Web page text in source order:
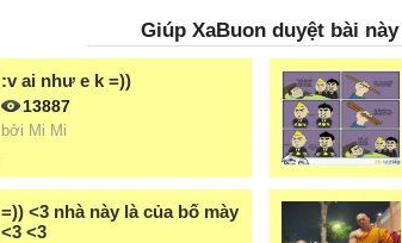
Giúp XaBuon duyệt bài này
:v ai như e k =))
13887
bởi Mi Mi
=)) <3 nhà này là của bố mày
<3 <3